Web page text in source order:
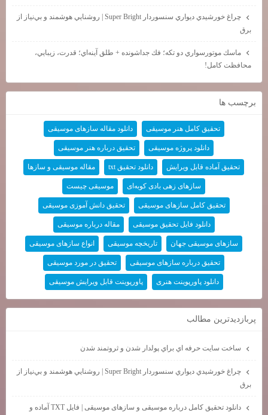
چراغ خورشيدي ديواري سنسوردار Super Bright | روشنايي هوشمند و بي‌نياز از
برق
ماسك موتورسواري دو تكه؛ فك جداشونده + طلق آينه‌اي؛ قدرت، زيبايي،
محافظت كامل!
برچسب ها
تحقیق کامل هنر موسیقی دانلود مقاله سازهای موسیقی
دانلود پروژه موسیقی تحقیق درباره هنر موسیقی
تحقیق آماده قابل ویرایش دانلود تحقیق txt مقاله موسیقی و سازها
سازهای زهی بادی کوبه‌ای موسیقی چیست
تحقیق کامل سازهای موسیقی تحقیق دانش آموزی موسیقی
دانلود فایل تحقیق موسیقی مقاله درباره موسیقی
سازهای موسیقی جهان تاریخچه موسیقی انواع سازهای موسیقی
تحقیق درباره سازهای موسیقی تحقیق در مورد موسیقی
دانلود پاورپوینت هنری پاورپوینت قابل ویرایش موسیقی
پربازديدترين مطالب
ساخت سايت حرفه اي براي پولدار شدن و ثروتمند شدن
چراغ خورشيدي ديواري سنسوردار Super Bright | روشنايي هوشمند و بي‌نياز از
برق
دانلود تحقیق کامل درباره موسیقی و سازهای موسیقی | فایل TXT آماده و